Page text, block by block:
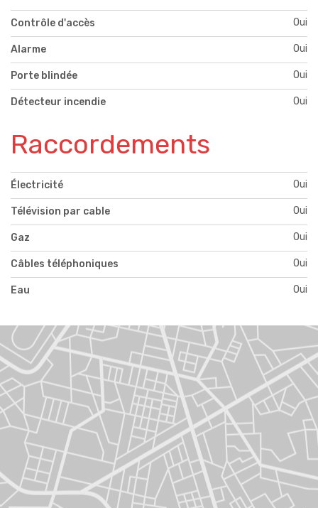
Contrôle d'accès Oui
Alarme Oui
Porte blindée Oui
Détecteur incendie Oui
Raccordements
Électricité Oui
Télévision par cable Oui
Gaz Oui
Câbles téléphoniques Oui
Eau Oui